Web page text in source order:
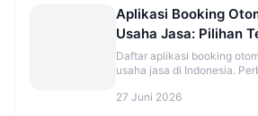
Aplikasi Booking
Usaha Jasa: Pilihan
Daftar aplikasi booking
usaha jasa di Indonesia.
27 Juni 2026